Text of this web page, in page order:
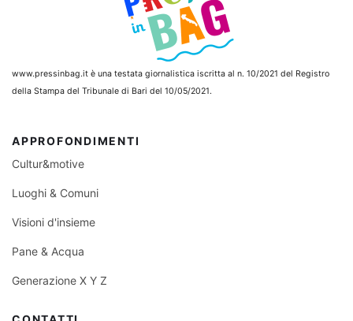
www.pressinbag.it è una testata giornalistica iscritta al n. 10/2021 del Registro
della Stampa del Tribunale di Bari del 10/05/2021.
APPROFONDIMENTI
Cultur&motive
Luoghi & Comuni
Visioni d'insieme
Pane & Acqua
Generazione X Y Z